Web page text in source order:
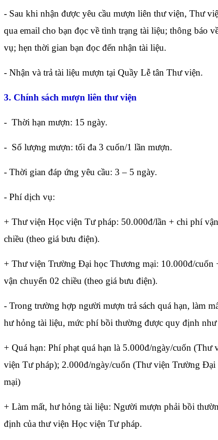
- Sau khi nhận được yêu cầu mượn liên thư viện, Thư
qua email cho bạn đọc về tình trạng tài liệu; thông báo
vụ; hẹn thời gian bạn đọc đến nhận tài liệu.
- Nhận và trả tài liệu mượn tại Quầy Lễ tân Thư viện.
3. Chính sách mượn liên thư viện
- Thời hạn mượn: 15 ngày.
- Số lượng mượn: tối đa 3 cuốn/1 lần mượn.
- Thời gian đáp ứng yêu cầu: 3 – 5 ngày.
- Phí dịch vụ:
+ Thư viện Học viện Tư pháp: 50.000đ/lần + chi phí
chiều (theo giá bưu điện).
+ Thư viện Trường Đại học Thương mại: 10.000đ/cuốn
vận chuyển 02 chiều (theo giá bưu điện).
- Trong trường hợp người mượn trả sách quá hạn, làm
hư hỏng tài liệu, mức phí bồi thường được quy định như
+ Quá hạn: Phí phạt quá hạn là 5.000đ/ngày/cuốn (Thư
viện Tư pháp); 2.000đ/ngày/cuốn (Thư viện Trường
mại)
+ Làm mất, hư hỏng tài liệu: Người mượn phải bồi
định của thư viện Học viện Tư pháp.